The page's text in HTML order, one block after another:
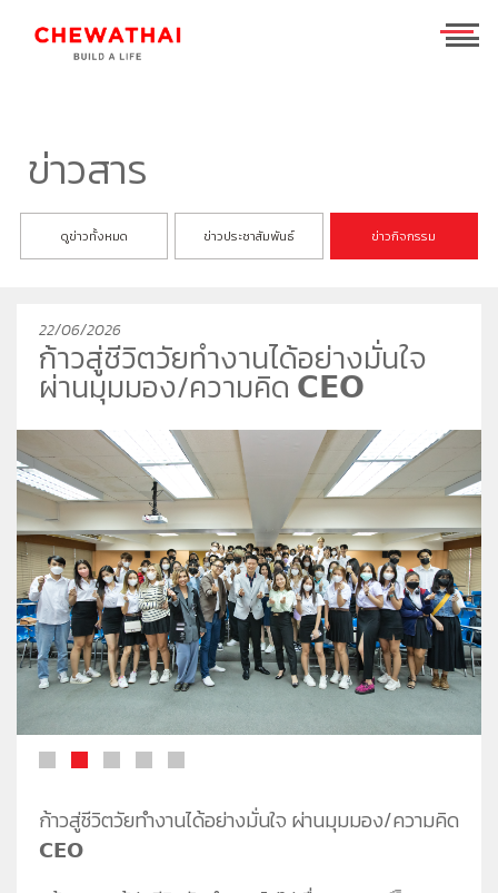
บ้าน
ชีวาวัลย์ ปิ่นเกล้า-สาทร
ชีวารมย์ ราชพฤกษ์ตัดใหม่
คอนโดมิเนียม
ชีวาทัย ปิ่นเกล้า
ชีวาทัย เรสซิเดนซ์ ทองหล่อ
ชีวาทัย ฮอลล์มาร์ค ลาดพร้าว - โชคชัย 4 เฟส 2
ชีวาทัย เกษตร - นวมินทร์
เดอะ สุรวงศ์
ชีวาทัย เรสซิเดนซ์ อโศก
ชีวาทัย ฮอลล์มาร์ค ลาดพร้าว - โชคชัย 4
ชีวาโฮม สุขสวัสดิ์ - ประชาอุทิศ
ชีวาโฮม วงแหวน - ลำลูกกา
ชีวาโฮม กรุงเทพ - ปทุม
ชีวาโฮม รังสิต - ปทุม
ชีวา ฮาร์ท สุขุมวิท 62/1
ชีวา ฮาร์ท สุขุมวิท 36
โฮมออฟฟิศ
ชีวา บิซ โฮม เอกชัย-บางบอน
ที่อยู่อาศัยมือสอง
ค้นหาตามโซน
นักลงทุนสัมพันธ์
แบรนด์ชีวาทัย
ข้อมูลพื้นฐาน
ภาพรวมธุรกิจบริษัท
ลักษณะการประกอบธุรกิจ
โครงสร้างกลุ่มบริษัท
ประวัติความเป็นมาของบริษัท
วิสัยทัศน์และพันธกิจ
โครงสร้างองค์กร
คณะกรรมการบริหาร
ชีวาทัยโซไซตี้
Home
Promotion
Activity
Privilege
Info
Magazine
ข่าว&โปรโมชั่น
ดูข่าวทั้งหมด
ข่าวประชาสัมพันธ์
ข่าวกิจกรรม
ดูโปรโมชั่นทั้งหมด
โฮมออฟฟิศ
รับซื้อที่ดิน
ติดต่อเรา
ความรับผิดชอบต่อสังคม
ข่าวสาร
ดูข่าวทั้งหมด ข่าวประชาสัมพันธ์ ข่าวกิจกรรม
22/06/2026
ก้าวสู่ชีวิตวัยทำงานได้อย่างมั่นใจ
ผ่านมุมมอง/ความคิด 𝗖𝗘𝗢
ก้าวสู่ชีวิตวัยทำงานได้อย่างมั่นใจ ผ่านมุมมอง/ความคิด
𝗖𝗘𝗢